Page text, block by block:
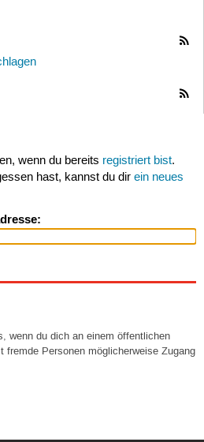
wenn du bereits registriert bist.
hast, kannst du dir ein neues
wenn du dich an einem öffentlichen
fremde Personen möglicherweise Zugang